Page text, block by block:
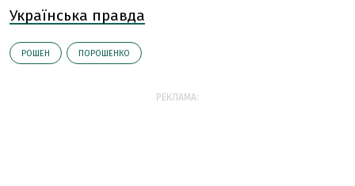
Українська правда
РОШЕН ПОРОШЕНКО
РЕКЛАМА: